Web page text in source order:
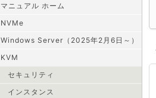
マニュアル ホーム
NVMe
Windows Server（2025年2月6日～）
KVM
セキュリティ
インスタンス